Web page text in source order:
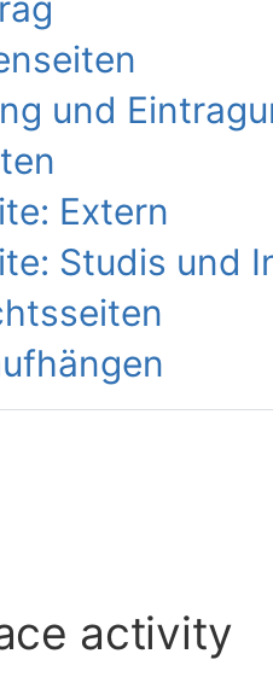
und
Extern
Studis und
activity